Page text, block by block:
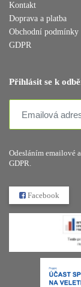
Kontakt
Doprava a platba
Obchodní podmínky
GDPR
Přihlásit se k
Odesláním emailové
GDPR.
Facebook